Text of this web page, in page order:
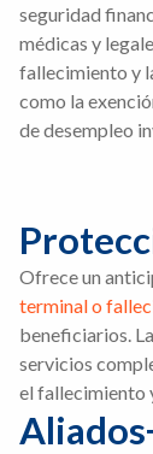
seguridad
médicas y
fallecimiento y
como la
de desempleo
Ofrece un
terminal o
beneficiarios.
servicios
el fallecimiento